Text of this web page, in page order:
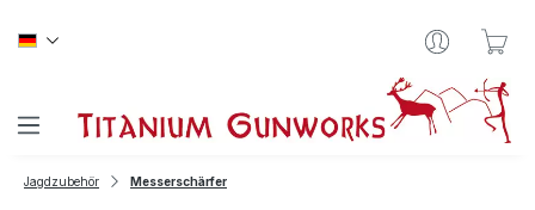
Jagdzubehör Messerschärfer